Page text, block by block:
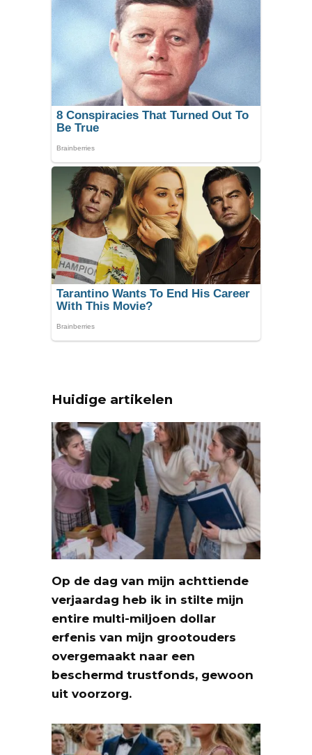
Huidige artikelen
Op de dag van mijn achttiende
verjaardag heb ik in stilte mijn
entire multi-miljoen dollar
erfenis van mijn grootouders
overgemaakt naar een
beschermd trustfonds, gewoon
uit voorzorg.